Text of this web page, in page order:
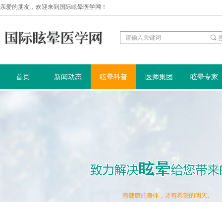
亲爱的朋友，欢迎来到国际眩晕医学网！
끠
首页 新闻动态 眩晕科普 医师集团 眩晕专家